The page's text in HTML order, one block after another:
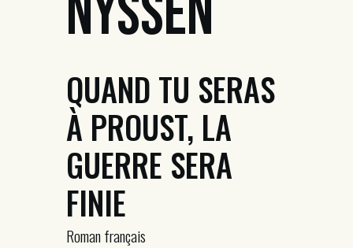
QUAND TU SERAS
À PROUST, LA
GUERRE SERA
FINIE
Roman français